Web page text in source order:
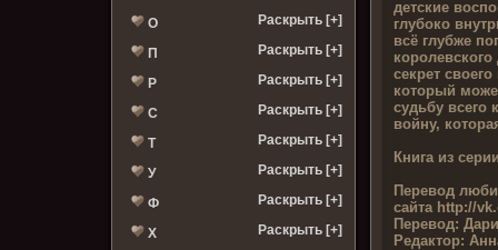
О Раскрыть [+]
П Раскрыть [+]
Р Раскрыть [+]
С Раскрыть [+]
Т Раскрыть [+]
У Раскрыть [+]
Ф Раскрыть [+]
Х Раскрыть [+]
детские
глубоко
всё глубже
секрет
который
судьбу всего
войну,
Книга из
Перевод
сайта http://
Перевод:
Редактор: